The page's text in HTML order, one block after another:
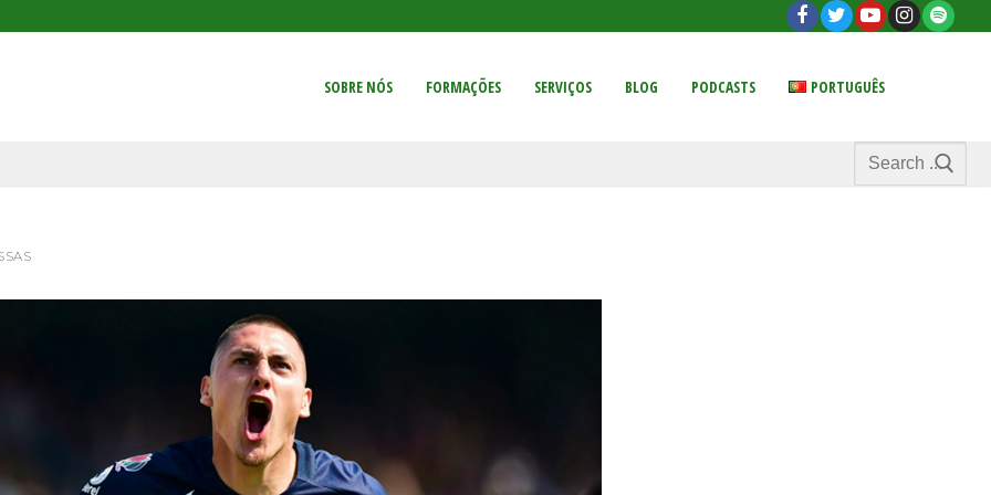
SOBRE NÓS
FORMAÇÕES SERVIÇOS BLOG PODCASTS PORTUGUÊS
Search
for: